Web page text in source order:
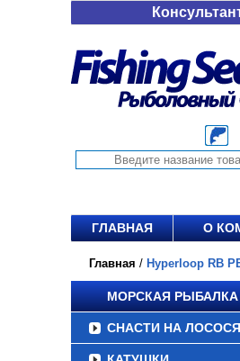
ГЛАВНАЯ О
Главная / Hyperloop RB
МОРСКАЯ РЫБАЛКА
СНАСТИ НА ЛОСОСЯ